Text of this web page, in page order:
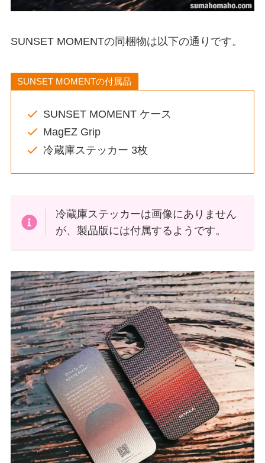
SUNSET MOMENTの同梱物は以下の通りです。
SUNSET MOMENTの付属品
SUNSET MOMENT ケース
MagEZ Grip
冷蔵庫ステッカー 3枚
冷蔵庫ステッカーは画像にありません
が、製品版には付属するようです。